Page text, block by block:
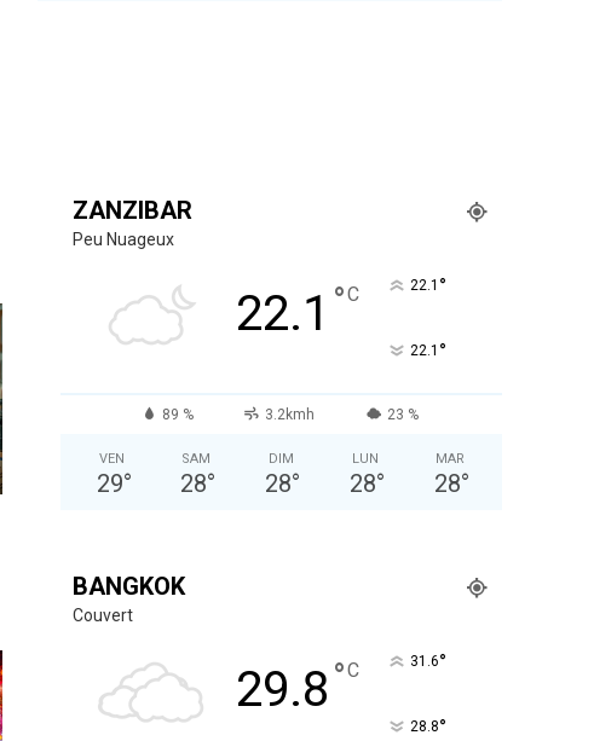
ZANZIBAR
Peu Nuageux
22.1 °C 22.1 °
22.1 °
89 % 3.2kmh 23 %
VEN
29°
SAM
28°
DIM
28°
LUN
28°
MAR
28°
BANGKOK
Couvert
29.8 °C 31.6°
28.8°